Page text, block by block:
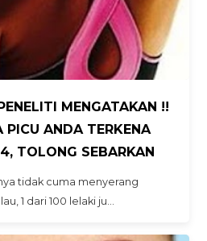
MENGATAKAN !!
PICU ANDA TERKENA
TOLONG SEBARKAN
tidak cuma menyerang
1 dari 100 lelaki ju…